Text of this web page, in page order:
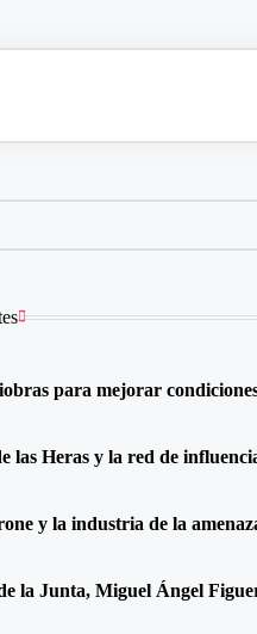
para mejorar
las Heras y la red de
y la industria de la
la Junta, Miguel Ángel